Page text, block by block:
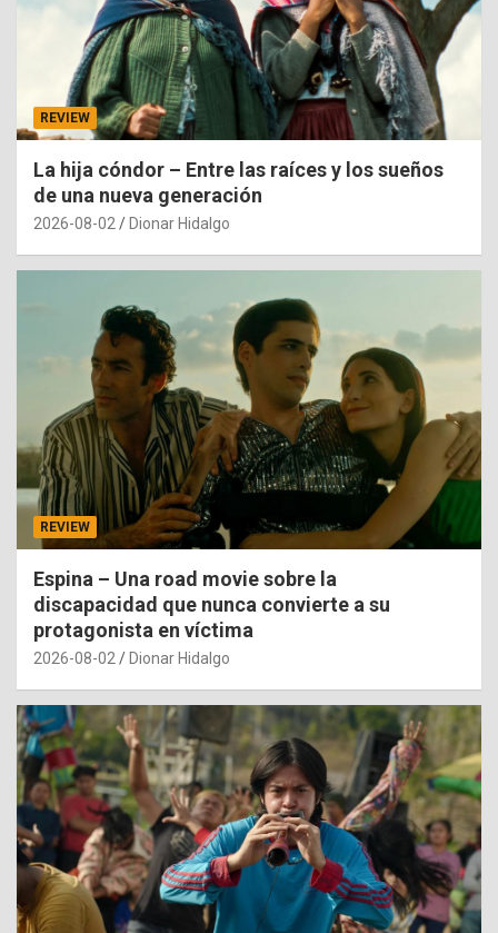
REVIEW
La hija cóndor – Entre las raíces y los sueños
de una nueva generación
2026-08-02 Dionar Hidalgo
REVIEW
Espina – Una road movie sobre la
discapacidad que nunca convierte a su
protagonista en víctima
2026-08-02 Dionar Hidalgo